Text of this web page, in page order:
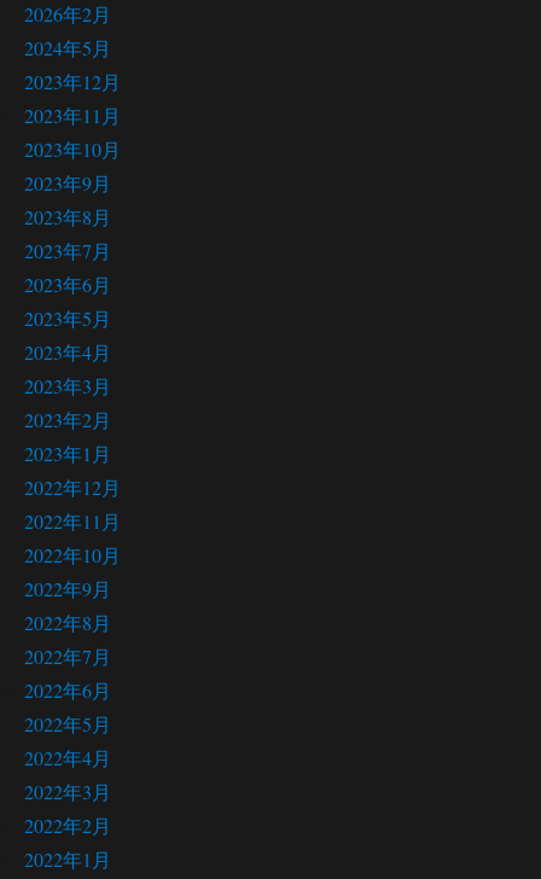
2026年2月
2024年5月
2023年12月
2023年11月
2023年10月
2023年9月
2023年8月
2023年7月
2023年6月
2023年5月
2023年4月
2023年3月
2023年2月
2023年1月
2022年12月
2022年11月
2022年10月
2022年9月
2022年8月
2022年7月
2022年6月
2022年5月
2022年4月
2022年3月
2022年2月
2022年1月